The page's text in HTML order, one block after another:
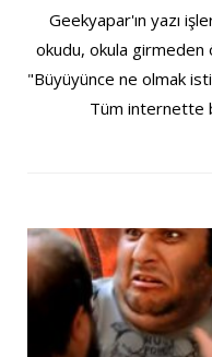
Geekyapar'ın yazı
okudu, okula girmeden
"Büyüyünce ne olmak
Tüm internette